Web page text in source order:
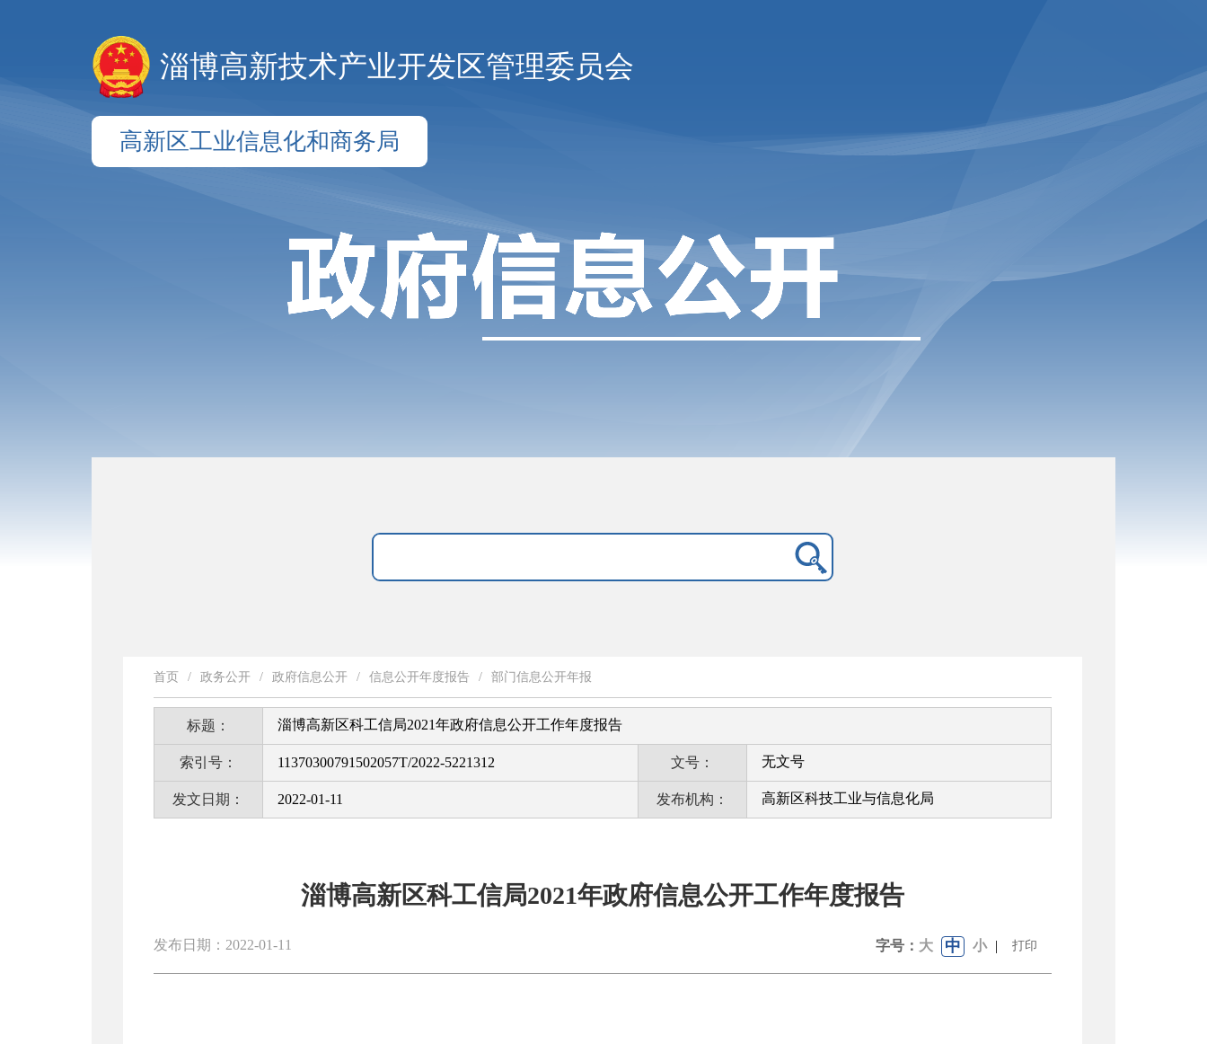
淄博高新技术产业开发区管理委员会
高新区工业信息化和商务局
首页 / 政务公开 / 政府信息公开 / 信息公开年度报告 / 部门信息公开年报
标题： 淄博高新区科工信局2021年政府信息公开工作年度报告
索引号： 11370300791502057T/2022-5221312 文号： 无文号
发文日期： 2022-01-11 发布机构： 高新区科技工业与信息化局
淄博高新区科工信局2021年政府信息公开工作年度报告
发布日期：2022-01-11 字号： 大 中 小 | 打印